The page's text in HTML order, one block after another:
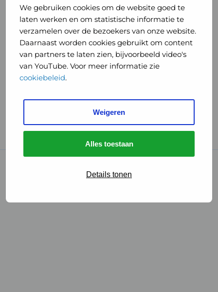
We gebruiken cookies om de website goed te
laten werken en om statistische informatie te
verzamelen over de bezoekers van onze website.
Daarnaast worden cookies gebruikt om content
van partners te laten zien, bijvoorbeeld video's
van YouTube. Voor meer informatie zie
cookiebeleid.
Weigeren
Alles toestaan
Details tonen
of
GGD
GHOR
Nederland
of
GGD
GHOR
Nederland
GGD Reizen op social media
GGD Reizen
GGD Reisvaccinaties